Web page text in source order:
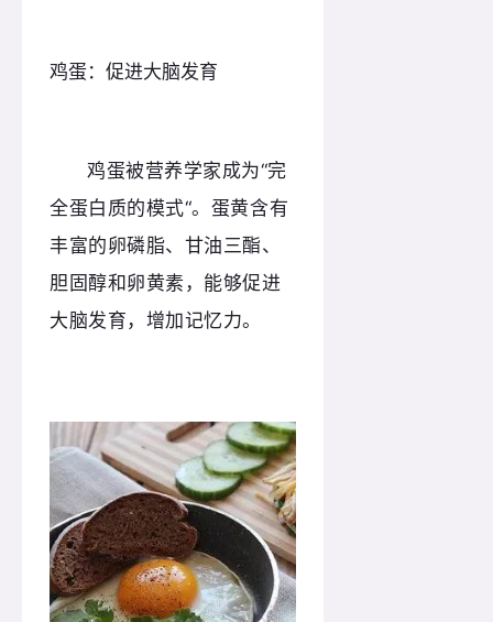
鸡蛋：促进大脑发育
鸡蛋被营养学家成为“完
全蛋白质的模式“。 蛋黄含有
丰富的卵磷脂、甘油三酯、
胆固醇和卵黄素，能够促进
大脑发育，增加记忆力。